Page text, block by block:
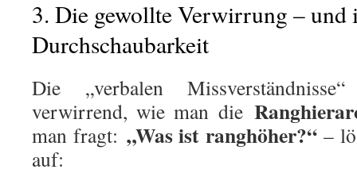
3. Die gewollte Verwirrung – und
Durchschaubarkeit
Die „verbalen
verwirrend, wie man die
man fragt: „Was ist ranghöher?“ –
auf: